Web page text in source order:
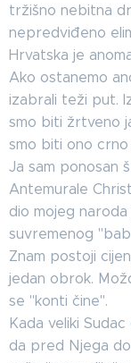
tržišno nebitna
nepredviđeno
Hrvatska je
Ako ostanemo
izabrali teži put.
smo biti žrtveno
smo biti ono crno
Ja sam ponosan
Antemurale
dio mojeg
suvremenog
Znam postoji
jedan obrok.
se "konti čine".
Kada veliki
da pred Njega